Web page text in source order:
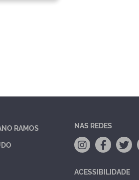
RAMOS
NAS REDES
ACESSIBILIDADE